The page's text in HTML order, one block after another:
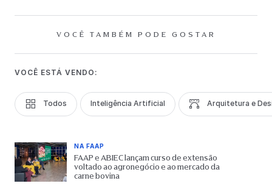
VOCÊ TAMBÉM PODE GOSTAR
VOCÊ ESTÁ VENDO:
Todos Inteligência Artificial Arquitetura e
NA FAAP
FAAP e ABIEC lançam curso de extensão
voltado ao agronegócio e ao mercado da
carne bovina